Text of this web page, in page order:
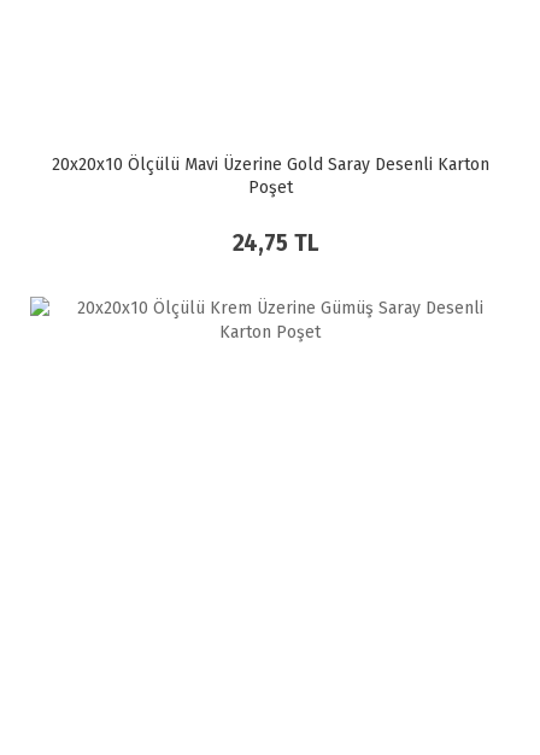
20x20x10 Ölçülü Mavi Üzerine Gold Saray Desenli Karton
Poşet
24,75 TL